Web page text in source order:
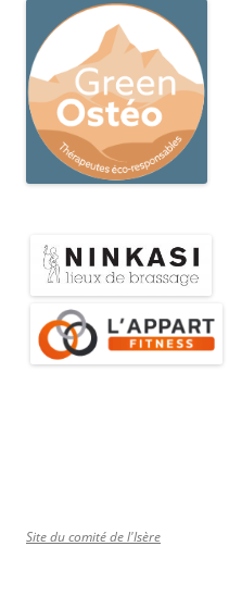
Site du comité de l'Isère